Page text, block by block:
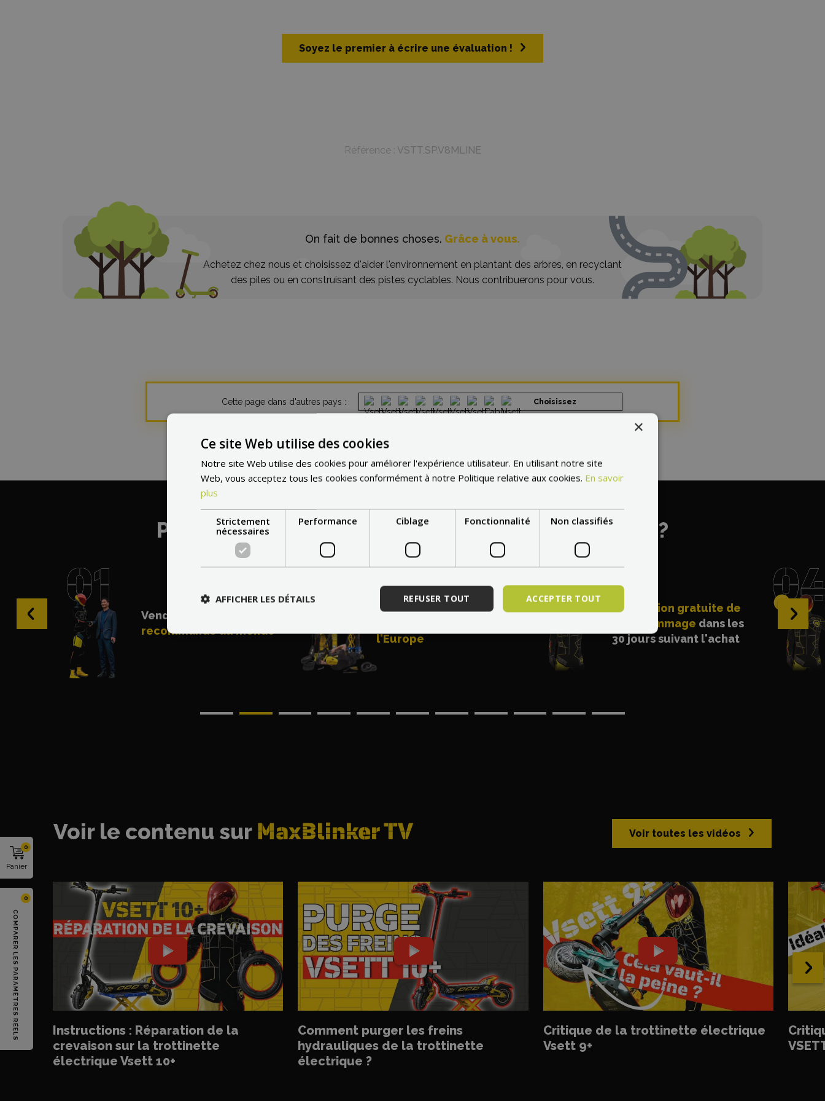
Soyez le premier à écrire une évaluation !
Référence : VSTT.SP.V8MLINE
On fait de bonnes choses. Grâce à vous.
Achetez chez nous et choisissez d'aider l'environnement en plantant des arbres, en recyclant
des piles ou en construisant des pistes cyclables. Nous contribuerons pour vous.
Cette page dans d'autres pays : Choisissez
PourquoiMax Blinker est-il de classe mondiale?
Vendeur
recommandé au monde
Entretien professionnel à
l'Europe
Réparation gratuite de
tout dommage dans les
30 jours suivant l'achat
‹ ›
Voir toutes les vidéos
Voir le contenu sur MaxBlinker TV
Instructions : Réparation de la
crevaison sur la trottinette
électrique Vsett 10+
Comment purger les freins
hydrauliques de la trottinette
électrique ?
Critique de la trottinette électrique
Vsett 9+
‹ ›
Panier
0
COMPARER LES PARAMÈTRES RÉELS
0
×
Ce site Web utilise des cookies
Notre site Web utilise des cookies pour améliorer l'expérience utilisateur. En utilisant notre site
Web, vous acceptez tous les cookies conformément à notre Politique relative aux cookies. En savoir
plus
Strictement
nécessaires
Performance Ciblage Fonctionnalité Non classifiés
ACCEPTER TOUT
REFUSER TOUT
AFFICHER LES DÉTAILS